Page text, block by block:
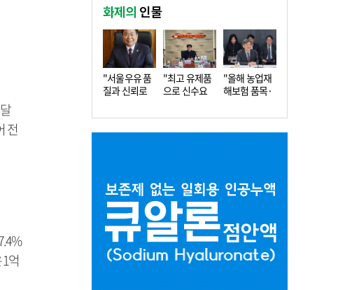
전
억
화제의 인물
"서울우유 품
질과 신뢰로
"최고 유제품
으로 신수요
"올해 농업재
해보험 품목·